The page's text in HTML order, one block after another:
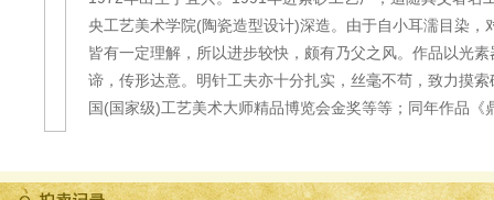
央工艺美术学院(陶瓷造型设计)深造。由于自小耳濡目染
皆有一定理解，所以进步较快，颇有乃父之风。作品以光
谛，传形达意。明针工夫亦十分扎实，丝毫不茍，致力摸
国(国家级)工艺美术大师精品博览会金奖等等；同年作品《